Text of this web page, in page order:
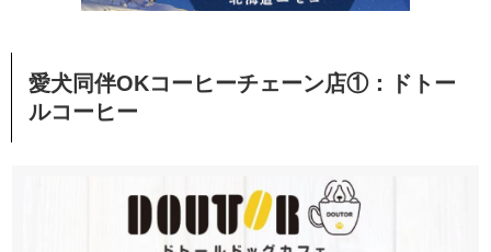
愛犬同伴OKコーヒーチェーン店①：ドトー
ルコーヒー